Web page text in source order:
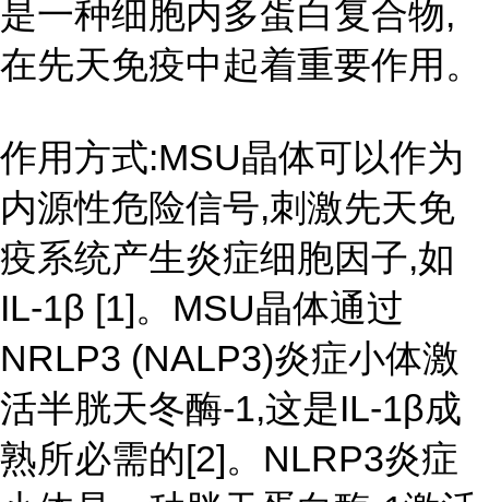
是一种细胞内多蛋白复合物,
在先天免疫中起着重要作用。
作用方式:MSU晶体可以作为
内源性危险信号,刺激先天免
疫系统产生炎症细胞因子,如
IL-1β [1]。MSU晶体通过
NRLP3 (NALP3)炎症小体激
活半胱天冬酶-1,这是IL-1β成
熟所必需的[2]。NLRP3炎症